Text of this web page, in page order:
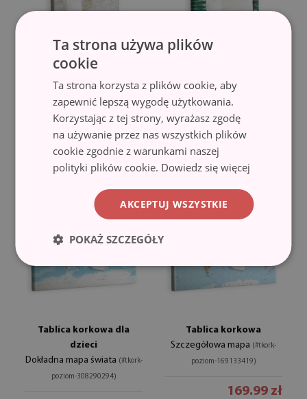
Tablica korkowa na
ścianę
Dekoracyjny marmur(#tkork-
pion-569853541)
237.99 zł
ścianę
Ramka Monstery
243255881)
Tablica korkowa dla
dzieci
Dokładna mapa świata (#tkork-
poziom-308290294)
Tablica korkowa
Szczegółowa mapa (#tkork-
poziom-169133419)
169.99 zł
Ta strona używa plików
cookie
Ta strona korzysta z plików cookie, aby
zapewnić lepszą wygodę użytkowania.
Korzystając z tej strony, wyrażasz zgodę
na używanie przez nas wszystkich plików
cookie zgodnie z warunkami naszej
polityki plików cookie. Dowiedz się więcej
AKCEPTUJ WSZYSTKIE
POKAŻ SZCZEGÓŁY